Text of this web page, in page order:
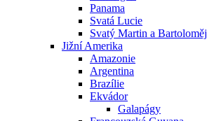
Panama
Svatá Lucie
Svatý Martin a Bartoloměj
Jižní Amerika
Amazonie
Argentina
Brazílie
Ekvádor
Galapágy